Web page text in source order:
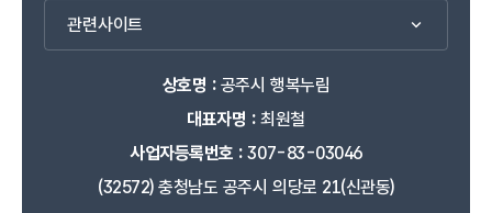
관련사이트
상호명 :공주시 행복누림
대표자명 :최원철
사업자등록번호 :307-83-03046
(32572) 충청남도 공주시 의당로 21(신관동)